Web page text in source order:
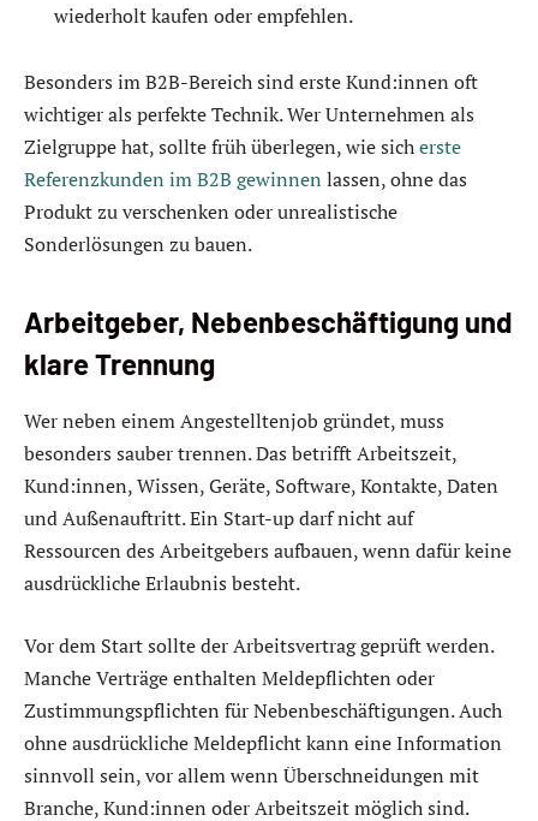
wiederholt kaufen oder empfehlen.
Besonders im B2B-Bereich sind erste Kund:innen oft
wichtiger als perfekte Technik. Wer Unternehmen als
Zielgruppe hat, sollte früh überlegen, wie sicherste
Referenzkunden im B2B gewinnen lassen, ohne das
Produkt zu verschenken oder unrealistische
Sonderlösungen zu bauen.
Arbeitgeber, Nebenbeschäftigung und
klare Trennung
Wer neben einem Angestelltenjob gründet, muss
besonders sauber trennen. Das betrifft Arbeitszeit,
Kund:innen, Wissen, Geräte, Software, Kontakte, Daten
und Außenauftritt. Ein Start-up darf nicht auf
Ressourcen des Arbeitgebers aufbauen, wenn dafür keine
ausdrückliche Erlaubnis besteht.
Vor dem Start sollte der Arbeitsvertrag geprüft werden.
Manche Verträge enthalten Meldepflichten oder
Zustimmungspflichten für Nebenbeschäftigungen. Auch
ohne ausdrückliche Meldepflicht kann eine Information
sinnvoll sein, vor allem wenn Überschneidungen mit
Branche, Kund:innen oder Arbeitszeit möglich sind.